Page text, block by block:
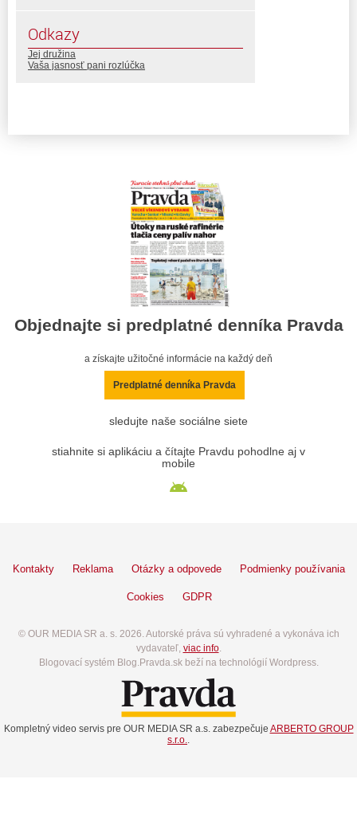
Odkazy
Jej družina
Vaša jasnosť pani rozlúčka
Objednajte si predplatné denníka Pravda
a získajte užitočné informácie na každý deň
Predplatné denníka Pravda
sledujte naše sociálne siete
stiahnite si aplikáciu a čítajte Pravdu pohodlne aj v
mobile
Kontakty Reklama Otázky a odpovede Podmienky používania
Cookies GDPR
© OUR MEDIA SR a. s. 2026. Autorské práva sú vyhradené a vykonáva ich
vydavateľ, viac info.
Blogovací systém Blog.Pravda.sk beží na technológií Wordpress.
Kompletný video servis pre OUR MEDIA SR a.s. zabezpečuje ARBERTO GROUP
s.r.o.